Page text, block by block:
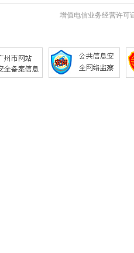
增值电信业务经营许